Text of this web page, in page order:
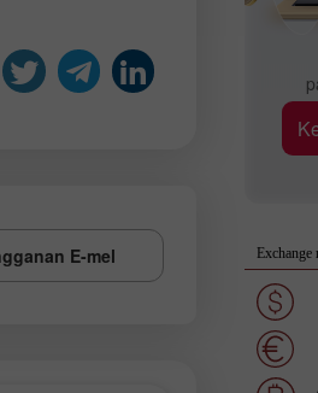
E-mel